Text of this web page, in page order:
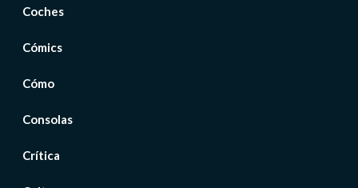
Coches
Cómics
Cómo
Consolas
Crítica